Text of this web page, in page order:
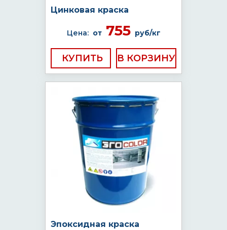
Цинковая краска
Цена: от755 руб/кг
КУПИТЬ
Эпоксидная краска